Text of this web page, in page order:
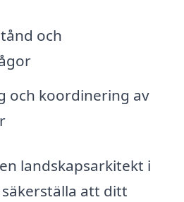
och
och koordinering av
landskapsarkitekt i
att ditt